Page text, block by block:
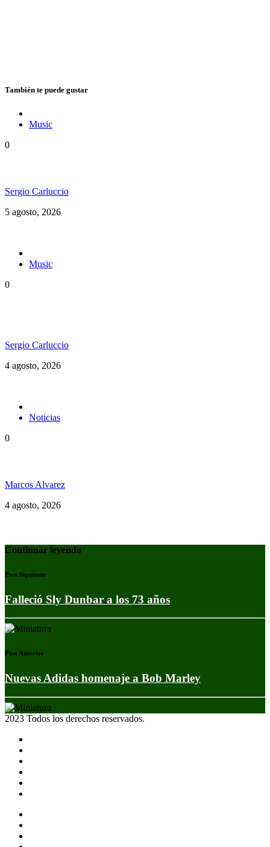
También te puede gustar
Music
0
Sergio Carluccio
5 agosto, 2026
Music
0
Sergio Carluccio
4 agosto, 2026
Noticias
0
Marcos Alvarez
4 agosto, 2026
Continuar leyendo
Post Siguiente
Falleció Sly Dunbar a los 73 años
Post Anterior
Nuevas Adidas homenaje a Bob Marley
2023 Todos los derechos reservados.